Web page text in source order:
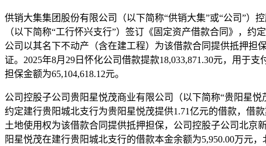
供销大集集团股份有限公司（以下简称“供销大集”或“公司”）
（以下简称“工行怀兴支行”）签订《固定资产借款合同》，
公司以其名下不动产（含在建工程）为该借款合同提供抵押担
证。2025年8月29日怀化公司借款提款18,033,871.30元，用于
担保金额为65,104,618.12元。
公司控股子公司贵阳星悦茂商业有限公司（以下简称“贵阳星
约定建行贵阳城北支行为贵阳星悦茂提供1.71亿元的借款，借
土地使用权为该借款合同提供抵押担保，公司控股子公司北京
阳星悦茂在建行贵阳城北支行的借款本金余额为5,950.00万元